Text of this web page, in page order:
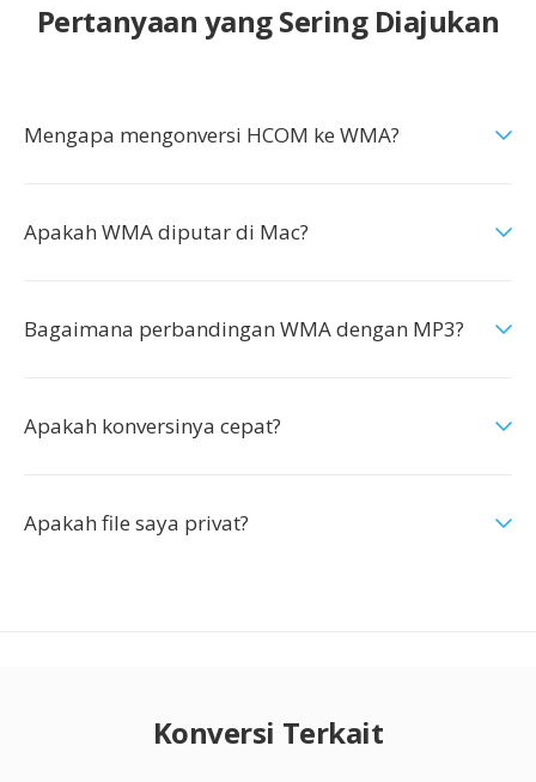
Pertanyaan yang Sering Diajukan
Mengapa mengonversi HCOM ke WMA?
Apakah WMA diputar di Mac?
Bagaimana perbandingan WMA dengan MP3?
Apakah konversinya cepat?
Apakah file saya privat?
Konversi Terkait